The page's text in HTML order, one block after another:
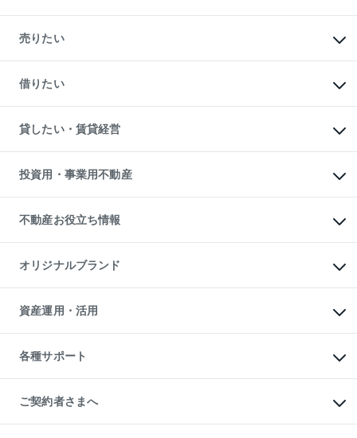
新築・分譲マンションの購入
中古マンションの購入
一戸建ての購入
中古一戸建ての購入
不動産購入の流れ
注目キーワード物件特集
購入ガイド
English 繁体中文簡体中文
売りたい
一戸建ての売却・査定
土地の売却・査定
スピードAI査定
不動産査定について
不動産売却の流れ
不動産買換えの流れ
売却ガイド
借りたい
オフィス・店舗の賃貸
借りるときの流れ
借りるガイド
貸したい・賃貸経営
マンション賃料データ
賃貸管理プラン
リロケーションについて
貸すガイド
投資用・事業用不動産
事業用不動産
マンション投資
投資用マンション
アパート経営
収益物件
ビル購入（ビル一棟）
投資用不動産の売却査定
事業用不動産の売却査定
不動産お役立ち情報
マンションライブラリー
人気マンションランキング
暮らしに役立つ不動産メディア
不動産相場・不動産価格情報
不動産コラム・ニュース
不動産用語集
不動産なんでもネット相談室
住まいの税金
オリジナルブランド
一棟リノベーションマンション
L`GENTE（ルジェンテ）
区分リノベーションマンション
投資用一棟レジデンスWELL
不動産小口投資
LEGACIA（レガシア）
資産運用・活用
不動産M&A
アセットマネジメント・出資
各種サポート
相続サポート
リフォームサポート
ご契約者さまへ